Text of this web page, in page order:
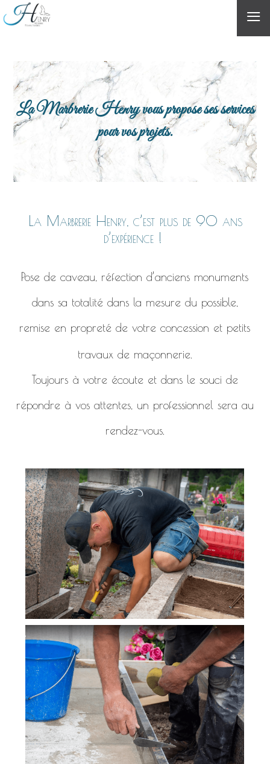
≡
La Marbrerie Henry vous propose ses services
pour vos projets.
La Marbrerie Henry, c’est plus de 90 ans
d’expérience !
Pose de caveau, réfection d’anciens monuments
dans sa totalité dans la mesure du possible,
remise en propreté de votre concession et petits
travaux de maçonnerie.
Toujours à votre écoute et dans le souci de
répondre à vos attentes, un professionnel sera au
rendez-vous.